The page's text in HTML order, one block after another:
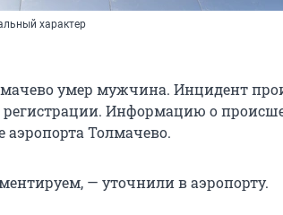
характер
умер мужчина. Инцидент
регистрации. Информацию о
аэропорта Толмачево.
— уточнили в аэропорту.